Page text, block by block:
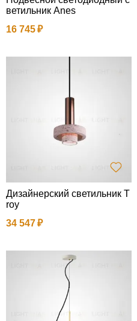
ветильник Anes
16 745
Дизайнерский светильник T
roy
34 547